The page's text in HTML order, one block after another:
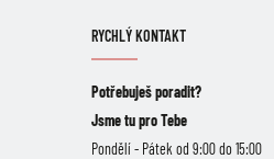
RYCHLÝ KONTAKT
Potřebuješ poradit?
Jsme tu pro Tebe
Pondělí - Pátek od 9:00 do 15:00